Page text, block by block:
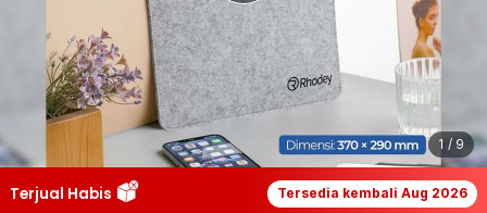
1 / 9
Terjual Habis Tersedia kembali Aug 2026